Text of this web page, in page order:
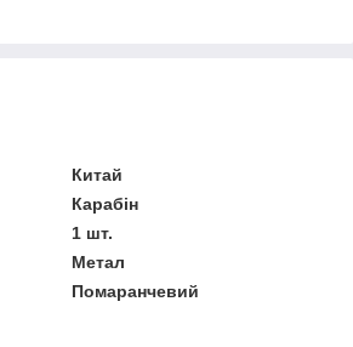
Китай
Карабін
1 шт.
Метал
Помаранчевий